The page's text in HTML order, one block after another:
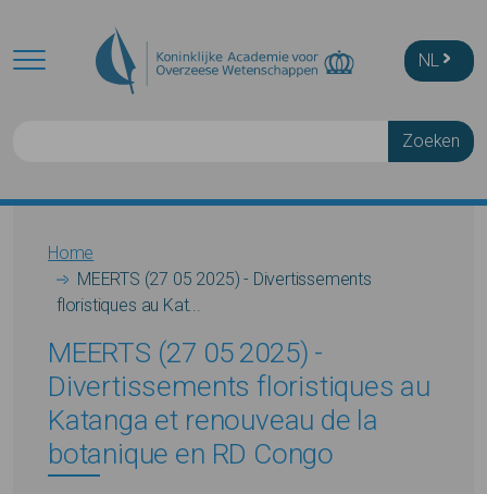
NL
Breadcrumb
Home
MEERTS (27 05 2025) - Divertissements
floristiques au Kat...
MEERTS (27 05 2025) -
Divertissements floristiques au
Katanga et renouveau de la
botanique en RD Congo